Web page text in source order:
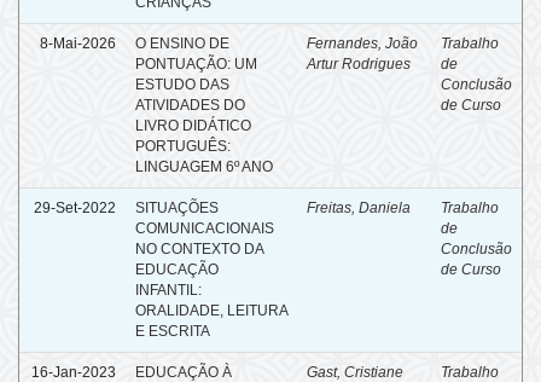
8-Mai-2026
O ENSINO DE
PONTUAÇÃO: UM
ESTUDO DAS
ATIVIDADES DO
LIVRO DIDÁTICO
PORTUGUÊS:
LINGUAGEM 6º ANO
Fernandes, João
Artur Rodrigues
Trabalho
de
Conclusão
de Curso
29-Set-2022
SITUAÇÕES
COMUNICACIONAIS
NO CONTEXTO DA
EDUCAÇÃO
INFANTIL:
ORALIDADE, LEITURA
E ESCRITA
Freitas, Daniela
Trabalho
de
Conclusão
de Curso
16-Jan-2023
EDUCAÇÃO À
Gast, Cristiane
Trabalho